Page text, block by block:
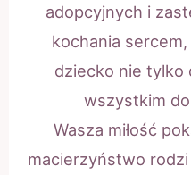
adopcyjnych i
kochania
dziecko nie tylko
wszystkim do
Wasza miłość
macierzyństwo